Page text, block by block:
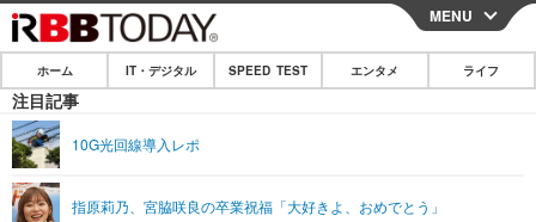
CLOSE
ホーム
IT・デジタル
SPEED TEST
MENU
ホーム IT・デジタル SPEED TEST エンタメ ライフ
注目記事
10G光回線導入レポ
指原莉乃、宮脇咲良の卒業祝福「大好きよ、おめでとう」